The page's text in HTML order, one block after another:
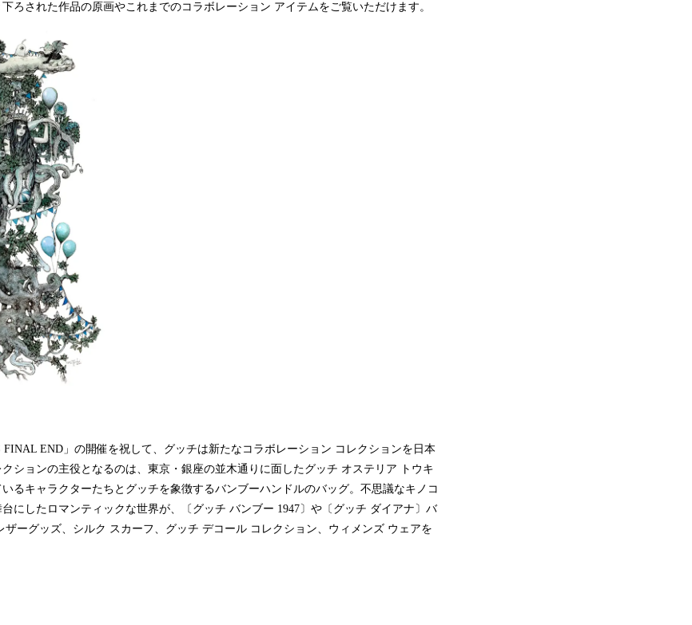
ろされた作品の原画やこれまでのコラボレーション アイテムをご覧いただけます。
FINAL END」の開催を祝して、グッチは新たなコラボレーション コレクションを日本
ションの主役となるのは、東京・銀座の並木通りに面したグッチ オステリア トウキ
るキャラクターたちとグッチを象徴するバンブーハンドルのバッグ。不思議なキノコ
にしたロマンティックな世界が、〔グッチ バンブー 1947〕や〔グッチ ダイアナ〕バ
ザーグッズ、シルク スカーフ、グッチ デコール コレクション、ウィメンズ ウェアを